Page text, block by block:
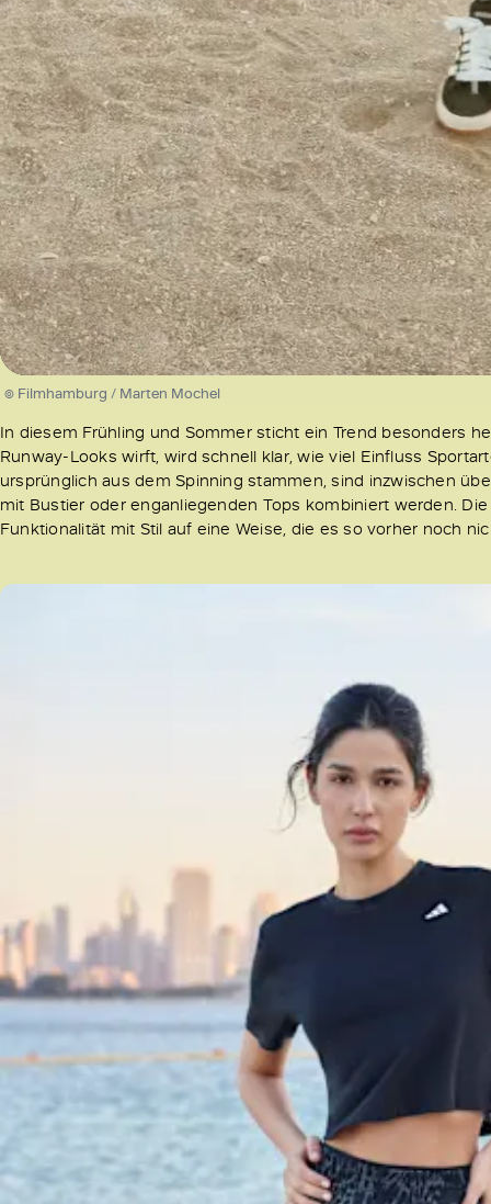
Unmute /
© Filmhamburg / Marten Mochel
In diesem Frühling und Sommer sticht ein Trend besonders
Runway-Looks wirft, wird schnell klar, wie viel Einfluss
ursprünglich aus dem Spinning stammen, sind inzwischen
mit Bustier oder enganliegenden Tops kombiniert werden.
Funktionalität mit Stil auf eine Weise, die es so vorher noch